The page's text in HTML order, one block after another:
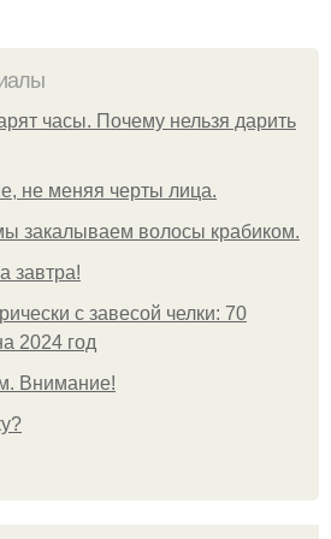
часы. Почему нельзя дарить
не меняя черты лица.
закалываем волосы крабиком.
завтра!
с завесой челки: 70
2024 год
Внимание!